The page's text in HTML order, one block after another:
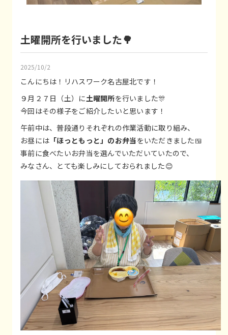
土曜開所を行いました🌳
2025/10/2
こんにちは！リハスワーク名古屋北です！
９月２７日（土）に土曜開所を行いました🎊
今回はその様子をご紹介したいと思います！
午前中は、普段通りそれぞれの作業活動に取り組み、
お昼には 「ほっともっと」のお弁当をいただきました🍱
事前に食べたいお弁当を選んでいただいていたので、
みなさん、とても楽しみにしておられました😊